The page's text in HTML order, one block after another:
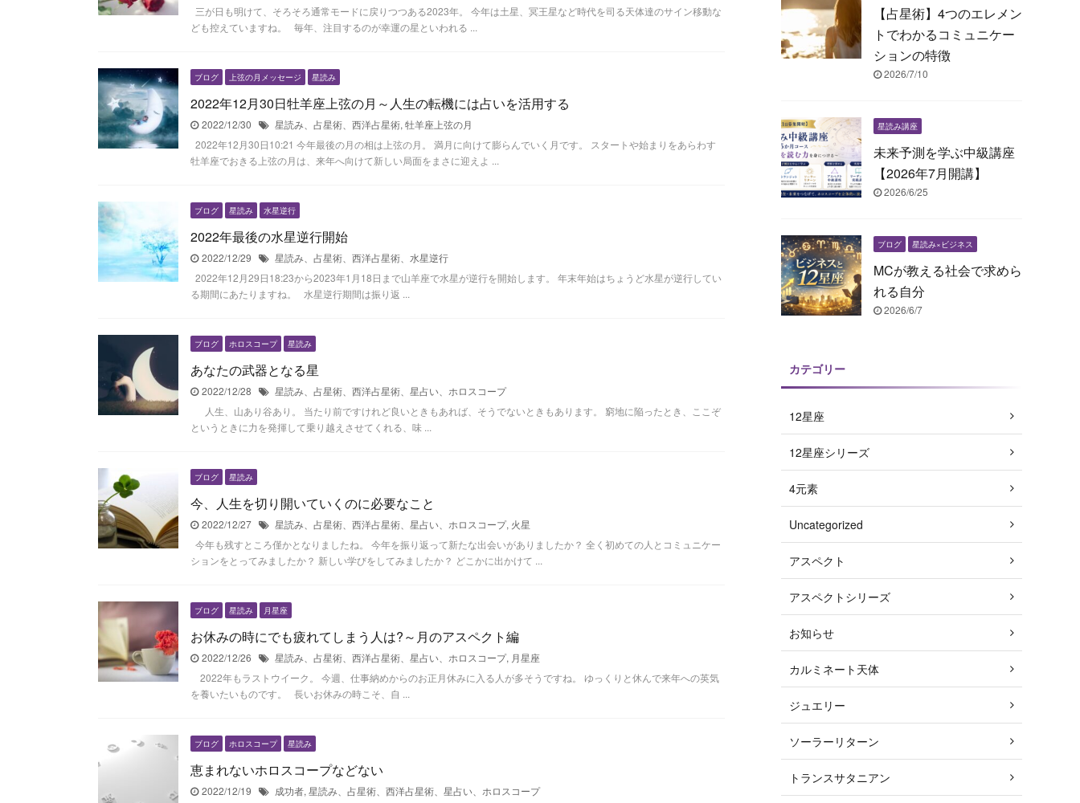
三が日も明けて、そろそろ通常モードに戻りつつある2023年。 今年は土星、冥王星など時代を司る天体達のサイン移動な
ども控えていますね。 毎年、注目するのが幸運の星といわれる ...
ブログ 上弦の月メッセージ 星読み
2022年12月30日牡羊座上弦の月～人生の転機には占いを活用する
2022/12/30 星読み、占星術、西洋占星術, 牡羊座上弦の月
2022年12月30日10:21 今年最後の月の相は上弦の月。 満月に向けて膨らんでいく月です。 スタートや始まりをあらわす
牡羊座でおきる上弦の月は、来年へ向けて新しい局面をまさに迎えよ ...
ブログ 星読み 水星逆行
2022年最後の水星逆行開始
2022/12/29
星読み、占星術、西洋占星術、水星逆行
2022年12月29日18:23から2023年1月18日まで山羊座で水星が逆行を開始します。 年末年始はちょうど水星が逆行してい
る期間にあたりますね。 水星逆行期間は振り返 ...
ブログ ホロスコープ 星読み
あなたの武器となる星
2022/12/28
星読み、占星術、西洋占星術、星占い、ホロスコープ
人生、山あり谷あり。 当たり前ですけれど良いときもあれば、そうでないときもあります。 窮地に陥ったとき、ここぞ
というときに力を発揮して乗り越えさせてくれる、味 ...
ブログ 星読み
今、人生を切り開いていくのに必要なこと
2022/12/27 星読み、占星術、西洋占星術、星占い、ホロスコープ, 火星
今年も残すところ僅かとなりましたね。 今年を振り返って新たな出会いがありましたか？ 全く初めての人とコミュニケー
ションをとってみましたか？ 新しい学びをしてみましたか？ どこかに出かけて ...
ブログ 星読み 月星座
お休みの時にでも疲れてしまう人は?～月のアスペクト編
2022/12/26 星読み、占星術、西洋占星術、星占い、ホロスコープ, 月星座
2022年もラストウイーク。 今週、仕事納めからのお正月休みに入る人が多そうですね。 ゆっくりと休んで来年への英気
を養いたいものです。 長いお休みの時こそ、自 ...
ブログ ホロスコープ 星読み
恵まれないホロスコープなどない
2022/12/19 成功者, 星読み、占星術、西洋占星術、星占い、ホロスコープ
【占星術】4つのエレメン
トでわかるコミュニケー
ションの特徴
2026/7/10
星読み講座
未来予測を学ぶ中級講座
【2026年7月開講】
2026/6/25
ブログ 星読み×ビジネス
MCが教える社会で求めら
れる自分
2026/6/7
カテゴリー
12星座
12星座シリーズ
4元素
Uncategorized
アスペクト
アスペクトシリーズ
お知らせ
カルミネート天体
ジュエリー
ソーラーリターン
トランスサタニアン